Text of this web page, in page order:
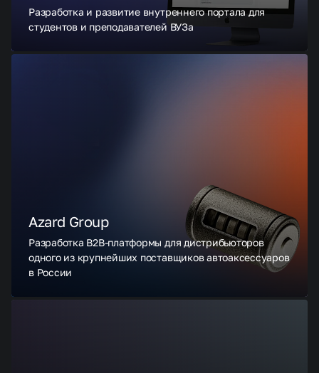
Разработка и развитие внутреннего портала для
студентов и преподавателей ВУЗа
Azard Group
Разработка B2B-платформы для дистрибьюторов
одного из крупнейших поставщиков автоаксессуаров
в России